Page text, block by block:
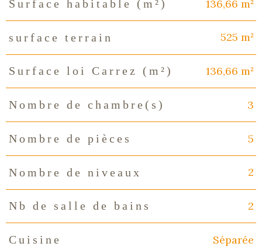
Surface habitable (m²) 136,66 m²
surface terrain 525 m²
Surface loi Carrez (m²) 136,66 m²
Nombre de chambre(s) 3
Nombre de pièces 5
Nombre de niveaux 2
Nb de salle de bains 2
Cuisine Séparée